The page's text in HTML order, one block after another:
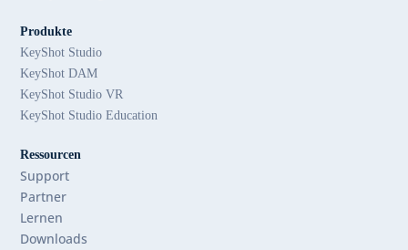
Produkte
KeyShot Studio
KeyShot DAM
KeyShot Studio VR
KeyShot Studio Education
Ressourcen
Support
Partner
Lernen
Downloads